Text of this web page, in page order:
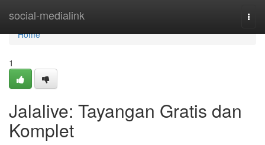
social-medialink
Home
Home
1
Jalalive: Tayangan Gratis dan
Komplet